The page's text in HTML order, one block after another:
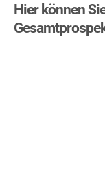
Hier können